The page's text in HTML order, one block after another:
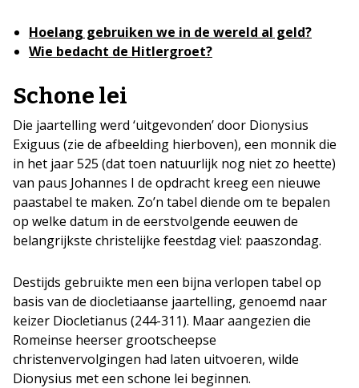
Hoelang gebruiken we in de wereld al geld?
Wie bedacht de Hitlergroet?
Schone lei
Die jaartelling werd ‘uitgevonden’ door Dionysius
Exiguus (zie de afbeelding hierboven), een monnik die
in het jaar 525 (dat toen natuurlijk nog niet zo heette)
van paus Johannes I de opdracht kreeg een nieuwe
paastabel te maken. Zo’n tabel diende om te bepalen
op welke datum in de eerstvolgende eeuwen de
belangrijkste christelijke feestdag viel: paaszondag.
Destijds gebruikte men een bijna verlopen tabel op
basis van de diocletiaanse jaartelling, genoemd naar
keizer Diocletianus (244-311). Maar aangezien die
Romeinse heerser grootscheepse
christenvervolgingen had laten uitvoeren, wilde
Dionysius met een schone lei beginnen.